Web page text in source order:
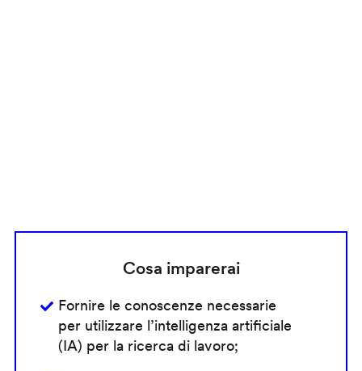
Cosa imparerai
Fornire le conoscenze necessarie
per utilizzare l’intelligenza artificiale
(IA) per la ricerca di lavoro;